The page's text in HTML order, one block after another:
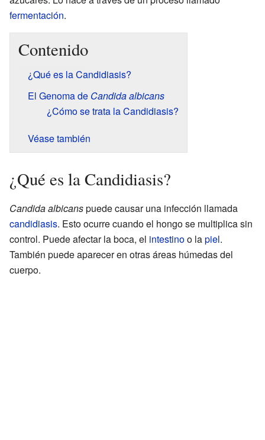
fermentación.
Contenido
¿Qué es la Candidiasis?
El Genoma de Candida albicans
¿Cómo se trata la Candidiasis?
Véase también
¿Qué es la Candidiasis?
Candida albicanspuede causar una infección llamada
candidiasis. Esto ocurre cuando el hongo se multiplica sin
control. Puede afectar la boca, el intestinoo lapiel.
También puede aparecer en otras áreas húmedas del
cuerpo.